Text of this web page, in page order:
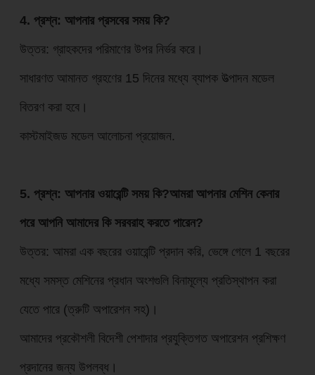
4. প্রশ্ন: আপনার প্রসবের সময় কি?
উত্তর: গ্রাহকদের পরিমাণের উপর নির্ভর করে।
সাধারণত আমানত গ্রহণের 15 দিনের মধ্যে ব্যাপক উত্পাদন মডেল
বিতরণ করা হবে।
কাস্টমাইজড মডেল আলোচনা প্রয়োজন.
5. প্রশ্ন: আপনার ওয়ারেন্টি সময় কি?আমরা আপনার মেশিন কেনার
পরে আপনি আমাদের কি সরবরাহ করতে পারেন?
উত্তর: আমরা এক বছরের ওয়ারেন্টি প্রদান করি, ভেঙ্গে গেলে 1 বছরের
মধ্যে সমস্ত মেশিনের প্রধান অংশগুলি বিনামূল্যে প্রতিস্থাপন করা
যেতে পারে (ত্রুটি অপারেশন সহ)।
আমাদের প্রকৌশলী বিদেশী পেশাদার প্রযুক্তিগত অপারেশন প্রশিক্ষণ
প্রদানের জন্য উপলব্ধ।